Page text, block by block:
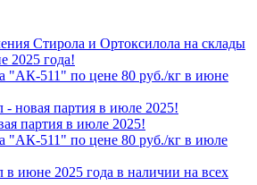
Стирола и Ортоксилола на склады
2025 года!
"АК-511" по цене 80 руб./кг в июне
- новая партия в июле 2025!
партия в июле 2025!
"АК-511" по цене 80 руб./кг в июле
в июне 2025 года в наличии на всех